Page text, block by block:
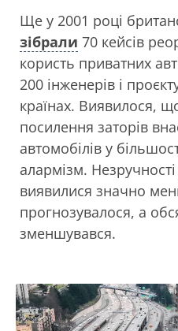
Ще у 2001 році
зібрали 70 кейсів
користь приватних
200 інженерів і
країнах. Виявилося,
посилення заторів
автомобілів у
алармізм. Незручності
виявилися значно
прогнозувалося, а
зменшувався.